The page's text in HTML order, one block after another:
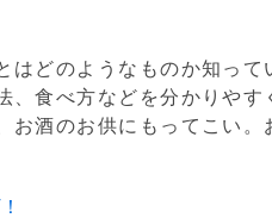
はどのようなものか知っ
、食べ方などを分かりや
お酒のお供にもってこい